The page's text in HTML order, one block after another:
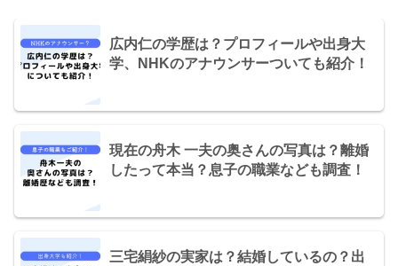
広内仁の学歴は？プロフィールや出身大
学、NHKのアナウンサーついても紹介！
現在の舟木 一夫の奥さんの写真は？離婚
したって本当？息子の職業なども調査！
三宅絹紗の実家は？結婚しているの？出